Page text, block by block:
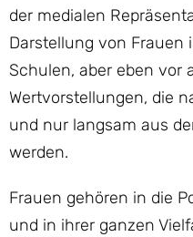
der medialen
Darstellung von Frauen
Schulen, aber eben vor
Wertvorstellungen, die
und nur langsam aus
werden.
Frauen gehören in die
und in ihrer ganzen